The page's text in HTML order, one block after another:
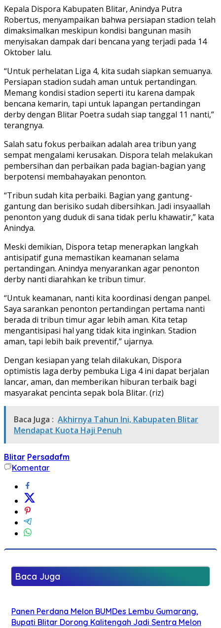
Kepala Dispora Kabupaten Blitar, Anindya Putra
Robertus, menyampaikan bahwa persiapan stadion telah
dimaksimalkan meskipun kondisi bangunan masih
menyisakan dampak dari bencana yang terjadi pada 14
Oktober lalu.
“Untuk perhelatan Liga 4, kita sudah siapkan semuanya.
Persiapan stadion sudah aman untuk pertandingan.
Memang kondisi stadion seperti itu karena dampak
bencana kemarin, tapi untuk lapangan pertandingan
derby dengan Blitar Poetra sudah siap tanggal 11 nanti,”
terangnya.
Salah satu fokus perbaikan adalah area tribun yang
sempat mengalami kerusakan. Dispora telah melakukan
pembersihan dan perbaikan pada bagian-bagian yang
berpotensi membahayakan penonton.
“Tribun sudah kita perbaiki. Bagian yang gantung-
gantung dan berisiko sudah dibersihkan. Jadi insyaallah
penonton yang duduk di sana tidak perlu khawatir,” kata
Anindya.
Meski demikian, Dispora tetap menerapkan langkah
antisipatif guna memastikan keamanan selama
pertandingan. Anindya menyarankan agar penonton
derby nanti diarahkan ke tribun timur.
“Untuk keamanan, nanti kita koordinasi dengan panpel.
Saya sarankan penonton pertandingan pertama nanti
berada di tribun timur agar lebih aman. Kita tetap
mengantisipasi hal yang tidak kita inginkan. Stadion
aman, tapi lebih baik preventif,” ujarnya.
Dengan kesiapan yang telah dilakukan, Dispora
optimistis laga derby pembuka Liga 4 ini dapat berjalan
lancar, aman, dan memberikan hiburan terbaik bagi
masyarakat pencinta sepak bola Blitar. (riz)
Baca Juga : Akhirnya Tahun Ini, Kabupaten Blitar
Mendapat Kuota Haji Penuh
Blitar Persadafm
Komentar
Baca Juga
Panen Perdana Melon BUMDes Lembu Gumarang,
Bupati Blitar Dorong Kalitengah Jadi Sentra Melon